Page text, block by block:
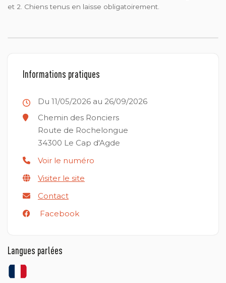
et 2. Chiens tenus en laisse obligatoirement.
Informations pratiques
Du 11/05/2026 au 26/09/2026
Chemin des Ronciers
Route de Rochelongue
34300 Le Cap d'Agde
Voir le numéro
Visiter le site
Contact
Facebook
Langues parlées